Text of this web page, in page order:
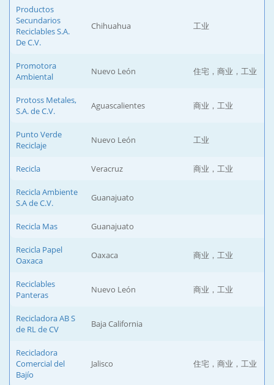
Productos
Secundarios
Reciclables S.A.
De C.V.
Chihuahua 工业
Promotora
Ambiental
Nuevo León 住宅，商业，工业
Protoss Metales,
S.A. de C.V.
Aguascalientes 商业，工业
Punto Verde
Reciclaje
Nuevo León 工业
Recicla Veracruz 商业，工业
Recicla Ambiente
S.A de C.V.
Guanajuato
Recicla Mas Guanajuato
Recicla Papel
Oaxaca
Oaxaca 商业，工业
Reciclables
Panteras
Nuevo León 商业，工业
Recicladora AB S
de RL de CV
Baja California
Recicladora
Comercial del
Bajío
Jalisco 住宅，商业，工业